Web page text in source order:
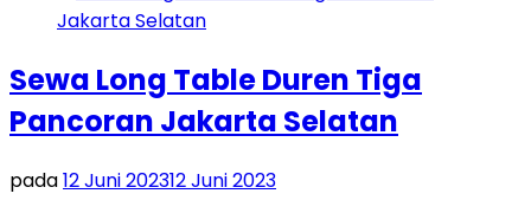
Sewa Long Table Duren Tiga
Pancoran Jakarta Selatan
pada12 Juni 202312 Juni 2023